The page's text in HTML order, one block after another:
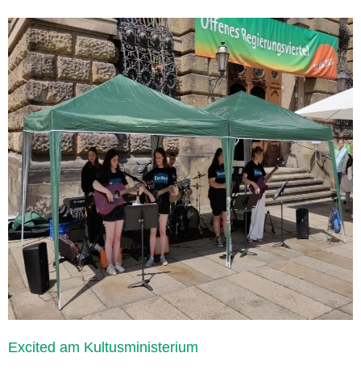
Excited am Kultusministerium